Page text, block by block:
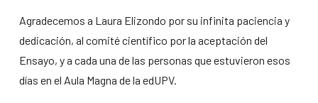
Agradecemos a Laura Elizondo por su infinita paciencia y
dedicación, al comité científico por la aceptación del
Ensayo, y a cada una de las personas que estuvieron esos
días en el Aula Magna de la edUPV.